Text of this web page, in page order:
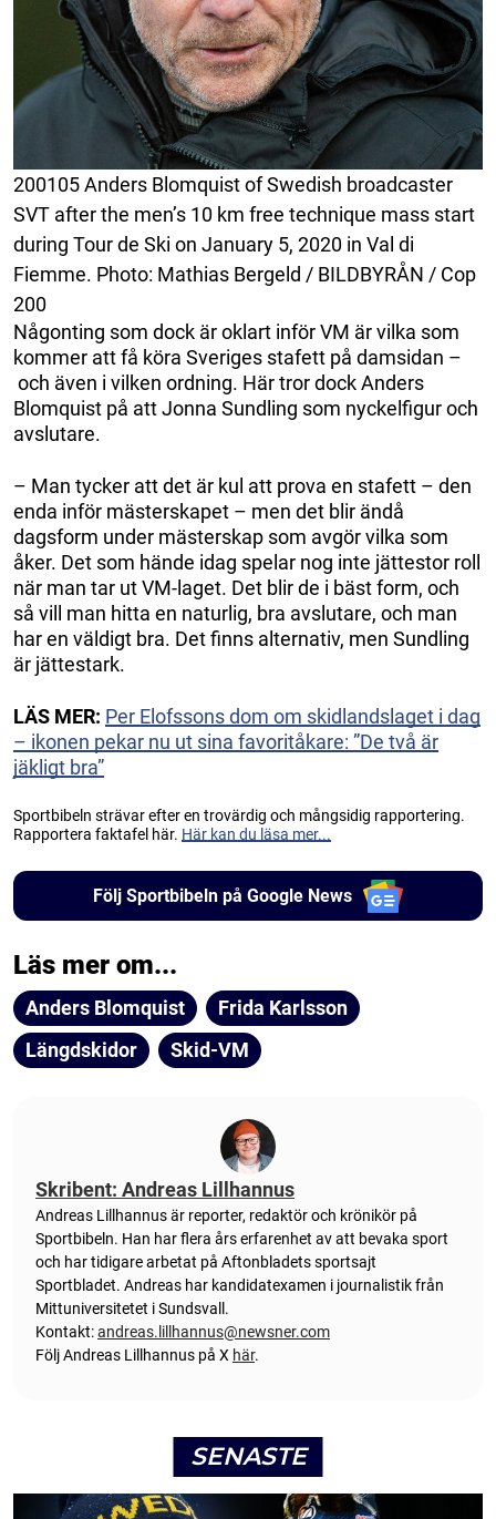
200105 Anders Blomquist of Swedish broadcaster
SVT after the men’s 10 km free technique mass start
during Tour de Ski on January 5, 2020 in Val di
Fiemme. Photo: Mathias Bergeld / BILDBYRÅN / Cop
200
Någonting som dock är oklart inför VM är vilka som
kommer att få köra Sveriges stafett på damsidan –
och även i vilken ordning. Här tror dock Anders
Blomquist på att Jonna Sundling som nyckelfigur och
avslutare.
– Man tycker att det är kul att prova en stafett – den
enda inför mästerskapet – men det blir ändå
dagsform under mästerskap som avgör vilka som
åker. Det som hände idag spelar nog inte jättestor roll
när man tar ut VM-laget. Det blir de i bäst form, och
så vill man hitta en naturlig, bra avslutare, och man
har en väldigt bra. Det finns alternativ, men Sundling
är jättestark.
LÄS MER: Per Elofssons dom om skidlandslaget i dag
– ikonen pekar nu ut sina favoritåkare: ”De två är
jäkligt bra”
Sportbibeln strävar efter en trovärdig och mångsidig rapportering.
Rapportera faktafel här. Här kan du läsa mer...
Följ Sportbibeln på Google News
Läs mer om...
Anders Blomquist
Frida Karlsson
Längdskidor
Skid-VM
Skribent: Andreas Lillhannus
Andreas Lillhannus är reporter, redaktör och krönikör på
Sportbibeln. Han har flera års erfarenhet av att bevaka sport
och har tidigare arbetat på Aftonbladets sportsajt
Sportbladet. Andreas har kandidatexamen i journalistik från
Mittuniversitetet i Sundsvall.
Kontakt:andreas.lillhannus@newsner.com
Följ Andreas Lillhannus på X här.
SENASTE